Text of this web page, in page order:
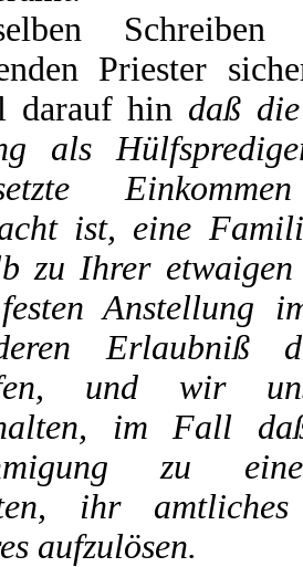
Priester
darauf hin daß
als
ist, eine
zu Ihrer
Anstellung
Erlaubniß
und wir
im Fall
zu
ihr
aufzulösen.